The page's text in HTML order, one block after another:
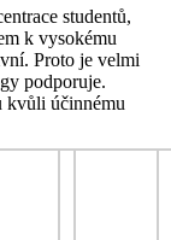
studentů,
k vysokému
Proto je velmi
podporuje.
kvůli účinnému